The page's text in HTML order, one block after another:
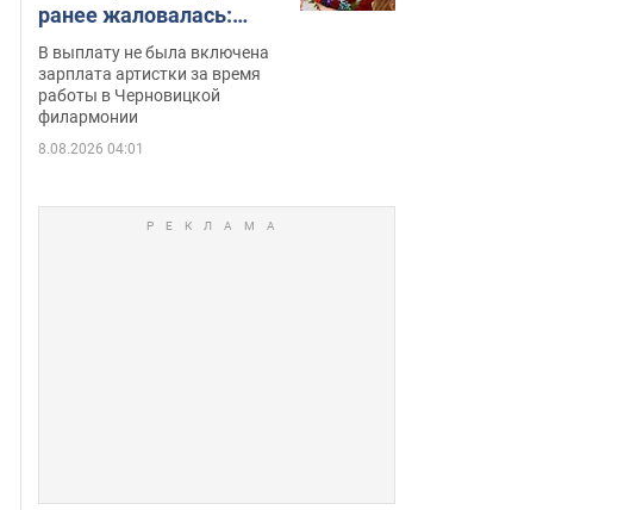
ранее жаловалась:
сколько получала
певица
В выплату не была включена
зарплата артистки за время
работы в Черновицкой
филармонии
8.08.2026 04:01